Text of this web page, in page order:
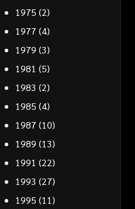
1975 (2)
1977 (4)
1979 (3)
1981 (5)
1983 (2)
1985 (4)
1987 (10)
1989 (13)
1991 (22)
1993 (27)
1995 (11)